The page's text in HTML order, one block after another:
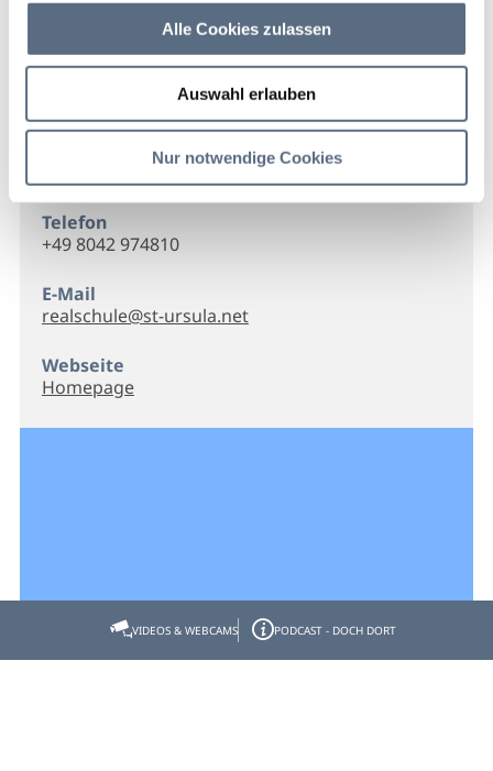
Alle Cookies zulassen
Auswahl erlauben
Nur notwendige Cookies
Kontakt
Realschule Hohenburg
Schloss Hohenburg
83661 Lenggries
Telefon
+49 8042 974810
E-Mail
realschule@st-ursula.net
Webseite
Homepage
VIDEOS & WEBCAMS PODCAST - DOCH DORT